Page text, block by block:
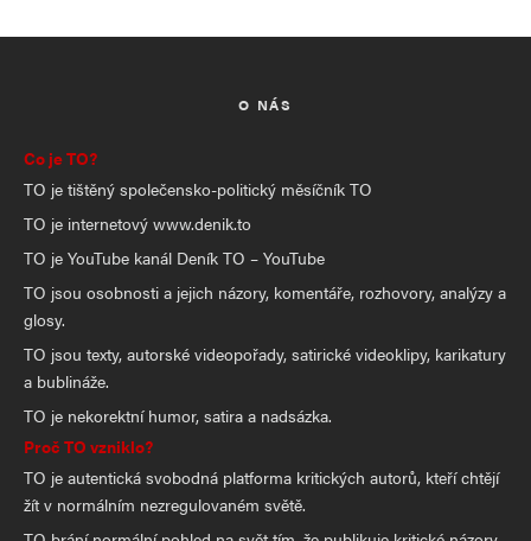
O NÁS
Co je TO?
TO je tištěný společensko-politický měsíčník TO
TO je internetový www.denik.to
TO je YouTube kanál Deník TO – YouTube
TO jsou osobnosti a jejich názory, komentáře, rozhovory, analýzy a
glosy.
TO jsou texty, autorské videopořady, satirické videoklipy, karikatury
a bublináže.
TO je nekorektní humor, satira a nadsázka.
Proč TO vzniklo?
TO je autentická svobodná platforma kritických autorů, kteří chtějí
žít v normálním nezregulovaném světě.